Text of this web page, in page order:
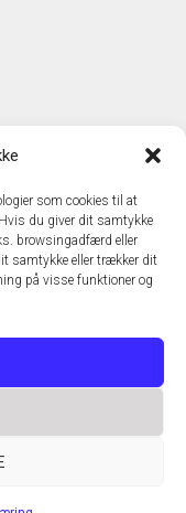
som cookies til at
du giver dit samtykke
browsingadfærd eller
samtykke eller trækker dit
på visse funktioner og
28